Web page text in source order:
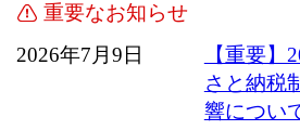
重要なお知らせ
2026年7月9日
【重要】
さと納税
響につい